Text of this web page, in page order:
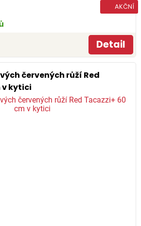
AKČNÍ
Detail
červených růží Red
v kytici